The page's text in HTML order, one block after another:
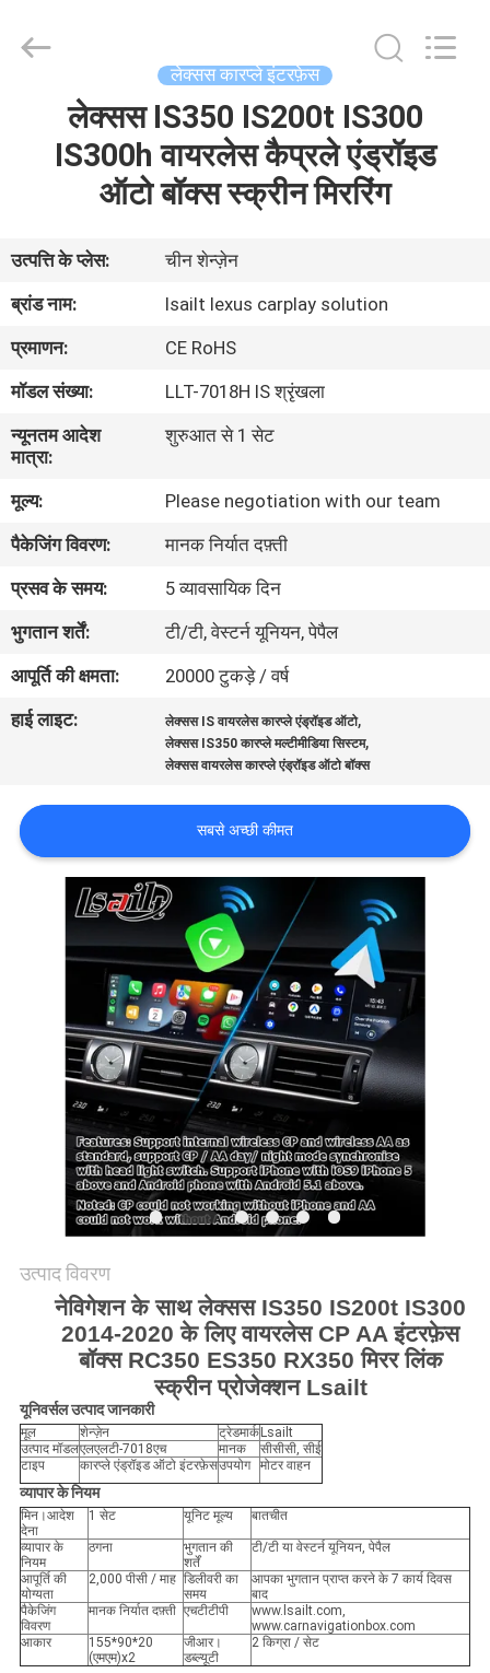
वीडियो
बारे
में
कारखाना
भ्रमण
गुणवत्ता
नियंत्रण
संपर्क
करें
समाचार
मामलों
साइटमैप
PRIVACY
POLICY
Electron
Co.,Ltd.
लेक्सस कारप्ले इंटरफ़ेस
लेक्सस IS350 IS200t IS300
IS300h वायरलेस कैप्रले एंड्रॉइड
ऑटो बॉक्स स्क्रीन मिररिंग
उत्पत्ति के प्लेस:
चीन शेन्ज़ेन
ब्रांड नाम:
lsailt lexus carplay solution
प्रमाणन:
CE RoHS
मॉडल संख्या:
LLT-7018H IS श्रृंखला
न्यूनतम आदेश
मात्रा:
शुरुआत से 1 सेट
मूल्य:
Please negotiation with our team
पैकेजिंग विवरण:
मानक निर्यात दफ़्ती
प्रसव के समय:
5 व्यावसायिक दिन
भुगतान शर्तें:
टी/टी, वेस्टर्न यूनियन, पेपैल
आपूर्ति की क्षमता:
20000 टुकड़े / वर्ष
हाई लाइट:
लेक्सस IS वायरलेस कारप्ले एंड्रॉइड ऑटो,
लेक्सस IS350 कारप्ले मल्टीमीडिया सिस्टम,
लेक्सस वायरलेस कारप्ले एंड्रॉइड ऑटो बॉक्स
सबसे अच्छी कीमत
उत्पाद विवरण
नेविगेशन के साथ लेक्सस IS350 IS200t IS300
2014-2020 के लिए वायरलेस CP AA इंटरफ़ेस
बॉक्स RC350 ES350 RX350 मिरर लिंक
स्क्रीन प्रोजेक्शन Lsailt
यूनिवर्सल उत्पाद जानकारी
मूल शेन्ज़ेन ट्रेडमार्क Lsailt
उत्पाद मॉडलएलएलटी-7018एच मानक
सीसीसी, सीई
टाइप
कारप्ले एंड्रॉइड ऑटो इंटरफ़ेसउपयोग मोटर वाहन
व्यापार के नियम
मिन।आदेश
देना
1 सेट यूनिट मूल्य बातचीत
व्यापार के
नियम
ठगना
भुगतान की
शर्तें
टी/टी या वेस्टर्न यूनियन, पेपैल
आपूर्ति की
योग्यता
2,000 पीसी / माह डिलीवरी का
समय
आपका भुगतान प्राप्त करने के 7 कार्य दिवस
बाद
पैकेजिंग
विवरण
मानक निर्यात दफ़्ती एचटीटीपी
www.lsailt.com,
www.carnavigationbox.com
आकार
155*90*20
(एमएम)x2
जीआर।
डब्ल्यूटी
2 किग्रा / सेट